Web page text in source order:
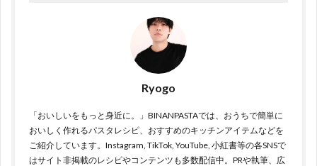
Ryogo
「おいしいをもっと身近に。」BINANPASTAでは、おうちで簡単に
おいしく作れるパスタレシピ、おすすめのキッチンアイテムなどを
ご紹介しています。Instagram, TikTok, YouTube, 小紅書等の各SNSで
はサイト非掲載のレシピやコンテンツも多数配信中。PRや執筆、広